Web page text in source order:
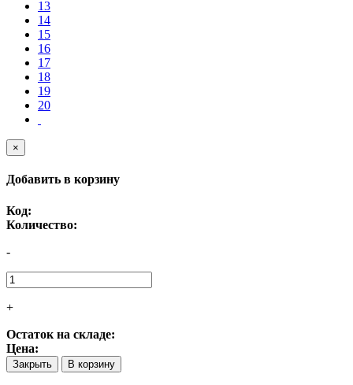
13
14
15
16
17
18
19
20
×
Добавить в корзину
Код:
Количество:
-
+
Остаток на складе:
Цена:
Закрыть В корзину